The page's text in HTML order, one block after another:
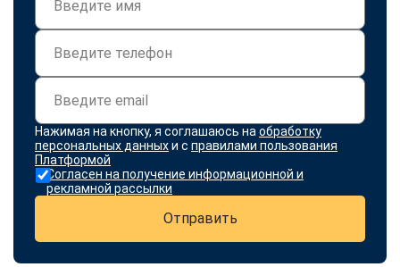
Нажимая на кнопку, я соглашаюсь на обработку
персональных данныхи с правилами пользования
Платформой
Согласен на получение информационной и
рекламной рассылки
Отправить